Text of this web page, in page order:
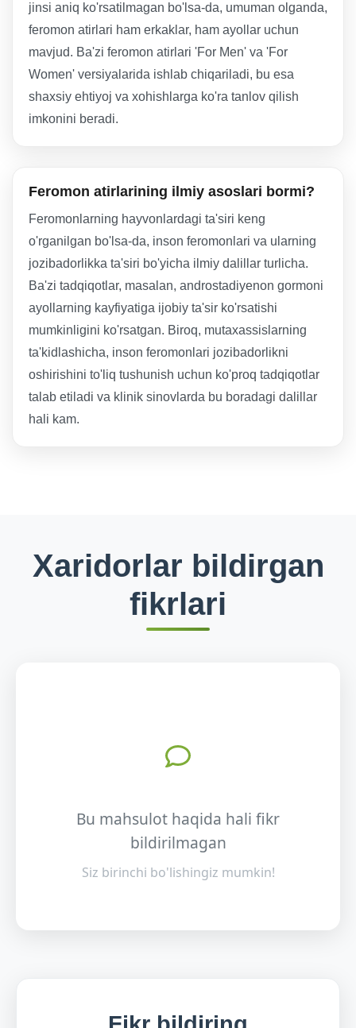
jinsi aniq ko'rsatilmagan bo'lsa-da, umuman olganda,
feromon atirlari ham erkaklar, ham ayollar uchun
mavjud. Ba'zi feromon atirlari 'For Men' va 'For
Women' versiyalarida ishlab chiqariladi, bu esa
shaxsiy ehtiyoj va xohishlarga ko'ra tanlov qilish
imkonini beradi.
Feromon atirlarining ilmiy asoslari bormi?
Feromonlarning hayvonlardagi ta'siri keng
o'rganilgan bo'lsa-da, inson feromonlari va ularning
jozibadorlikka ta'siri bo'yicha ilmiy dalillar turlicha.
Ba'zi tadqiqotlar, masalan, androstadiyenon gormoni
ayollarning kayfiyatiga ijobiy ta'sir ko'rsatishi
mumkinligini ko'rsatgan. Biroq, mutaxassislarning
ta'kidlashicha, inson feromonlari jozibadorlikni
oshirishini to'liq tushunish uchun ko'proq tadqiqotlar
talab etiladi va klinik sinovlarda bu boradagi dalillar
hali kam.
Xaridorlar bildirgan
fikrlari
Bu mahsulot haqida hali fikr
bildirilmagan
Siz birinchi bo'lishingiz mumkin!